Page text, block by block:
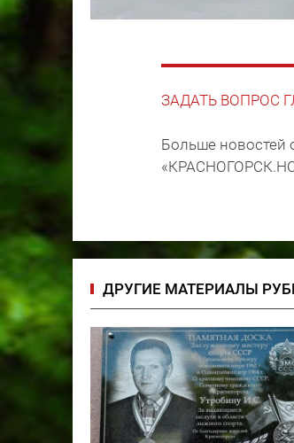
ЗАДАТЬ ВОПРОС
Больше новостей
ДРУГИЕ МАТЕРИАЛЫ